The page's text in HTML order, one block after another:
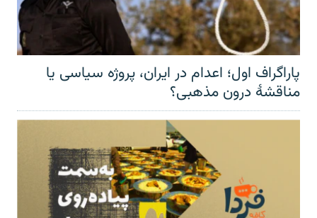
پاراگراف اول؛ اعدام در ایران، پروژه سیاسی یا
مناقشهٔ درون مذهبی؟